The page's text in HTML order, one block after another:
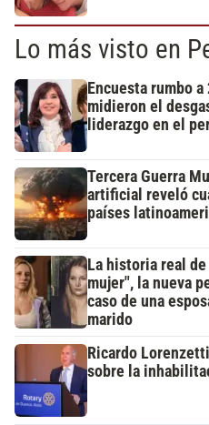
Lo más visto en
Encuesta rumbo
midieron el
liderazgo en el
Tercera Guerra
artificial reveló
países
La historia real
mujer", la nueva
caso de una
marido
Ricardo
sobre la